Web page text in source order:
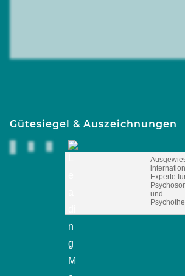
Gütesiegel & Auszeichnungen
Experte
und